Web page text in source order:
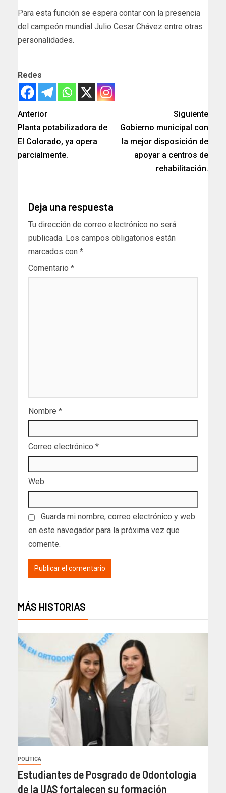
Para esta función se espera contar con la presencia
del campeón mundial Julio Cesar Chávez entre otras
personalidades.
Redes
Anterior
Planta potabilizadora de
El Colorado, ya opera
parcialmente.
Siguiente
Gobierno municipal con
la mejor disposición de
apoyar a centros de
rehabilitación.
Deja una respuesta
Tu dirección de correo electrónico no será
publicada. Los campos obligatorios están
marcados con *
Comentario *
Nombre *
Correo electrónico *
Web
Guarda mi nombre, correo electrónico y web
en este navegador para la próxima vez que
comente.
MÁS HISTORIAS
POLÍTICA
Estudiantes de Posgrado de Odontología
de la UAS fortalecen su formación